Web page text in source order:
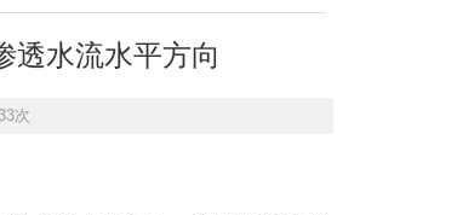
透水流水平方向
次